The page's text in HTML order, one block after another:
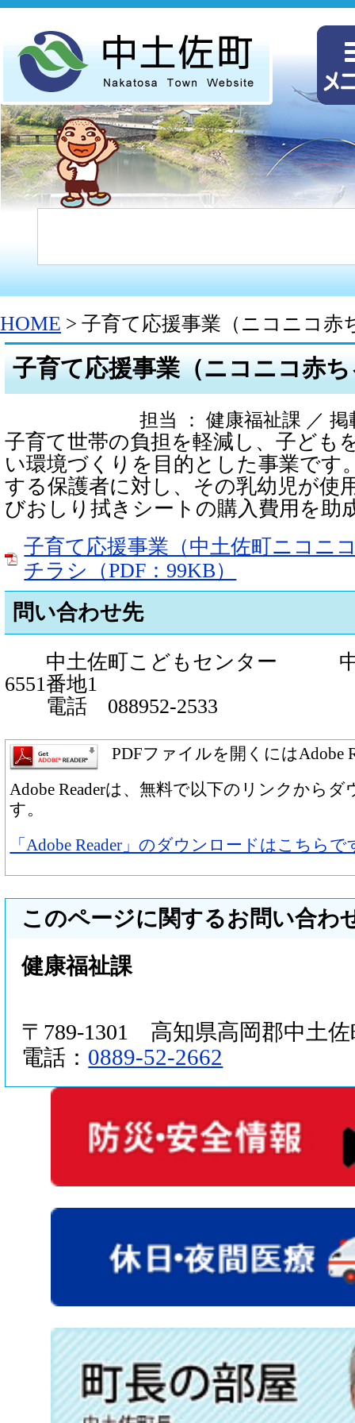
HOME > 子育て応援事業（ニコニコ赤
子育て応援事業（ニコニコ赤
担当 ： 健康福祉課 ／ 掲
子育て世帯の負担を軽減し、子ども
い環境づくりを目的とした事業です
する保護者に対し、その乳幼児が使
びおしり拭きシートの購入費用を助
子育て応援事業（中土佐町ニコニ
チラシ（PDF：99KB）
問い合わせ先
中土佐町こどもセンター 中
6551番地1
電話 088952-2533
PDFファイルを開くにはAdobe
Adobe Readerは、無料で以下のリンクから
す。
「Adobe Reader」のダウンロードはこちらで
このページに関するお問い合わ
健康福祉課
〒789-1301 高知県高岡郡中土佐
電話： 0889-52-2662